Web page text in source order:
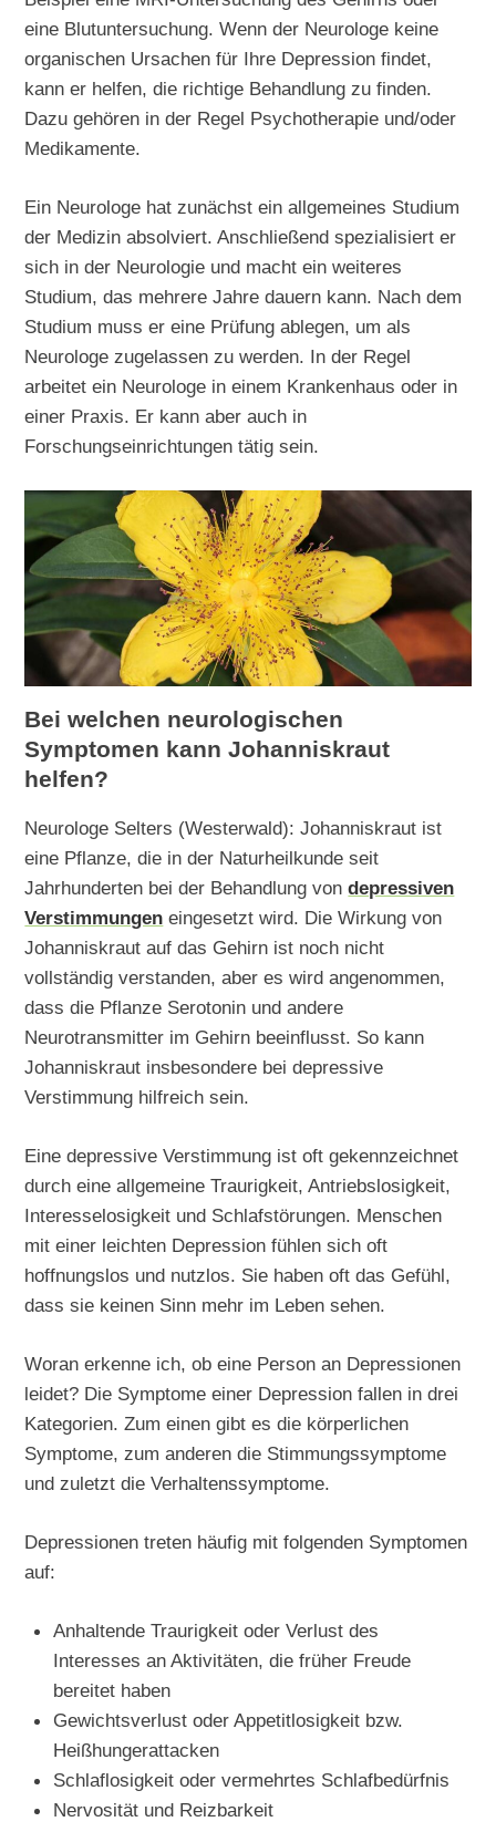
eine Blutuntersuchung. Wenn der Neurologe keine
organischen Ursachen für Ihre Depression findet,
kann er helfen, die richtige Behandlung zu finden.
Dazu gehören in der Regel Psychotherapie und/oder
Medikamente.
Ein Neurologe hat zunächst ein allgemeines Studium
der Medizin absolviert. Anschließend spezialisiert er
sich in der Neurologie und macht ein weiteres
Studium, das mehrere Jahre dauern kann. Nach dem
Studium muss er eine Prüfung ablegen, um als
Neurologe zugelassen zu werden. In der Regel
arbeitet ein Neurologe in einem Krankenhaus oder in
einer Praxis. Er kann aber auch in
Forschungseinrichtungen tätig sein.
Bei welchen neurologischen
Symptomen kann Johanniskraut
helfen?
Neurologe Selters (Westerwald): Johanniskraut ist
eine Pflanze, die in der Naturheilkunde seit
Jahrhunderten bei der Behandlung vondepressiven
Verstimmungen eingesetzt wird. Die Wirkung von
Johanniskraut auf das Gehirn ist noch nicht
vollständig verstanden, aber es wird angenommen,
dass die Pflanze Serotonin und andere
Neurotransmitter im Gehirn beeinflusst. So kann
Johanniskraut insbesondere bei depressive
Verstimmung hilfreich sein.
Eine depressive Verstimmung ist oft gekennzeichnet
durch eine allgemeine Traurigkeit, Antriebslosigkeit,
Interesselosigkeit und Schlafstörungen. Menschen
mit einer leichten Depression fühlen sich oft
hoffnungslos und nutzlos. Sie haben oft das Gefühl,
dass sie keinen Sinn mehr im Leben sehen.
Woran erkenne ich, ob eine Person an Depressionen
leidet? Die Symptome einer Depression fallen in drei
Kategorien. Zum einen gibt es die körperlichen
Symptome, zum anderen die Stimmungssymptome
und zuletzt die Verhaltenssymptome.
Depressionen treten häufig mit folgenden Symptomen
auf:
Anhaltende Traurigkeit oder Verlust des
Interesses an Aktivitäten, die früher Freude
bereitet haben
Gewichtsverlust oder Appetitlosigkeit bzw.
Heißhungerattacken
Schlaflosigkeit oder vermehrtes Schlafbedürfnis
Nervosität und Reizbarkeit